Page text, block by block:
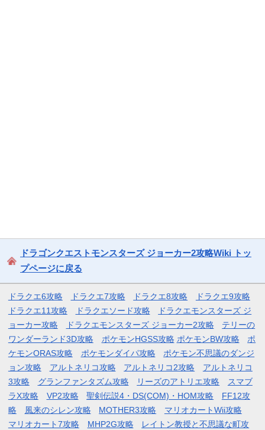
ドラゴンクエストモンスターズ ジョーカー2攻略Wiki トッ
プページに戻る
ドラクエ6攻略 ドラクエ7攻略 ドラクエ8攻略
ドラクエ9攻略
ドラクエ11攻略
ドラクエソード攻略
ドラクエモンスターズ ジ
ョーカー攻略
ドラクエモンスターズ ジョーカー2攻略
テリーの
ワンダーランド3D攻略
ポケモンHGSS攻略 ポケモンBW攻略
ポ
ケモンORAS攻略
ポケモンダイパ攻略
ポケモン不思議のダンジ
ョン攻略
アルトネリコ攻略 アルトネリコ2攻略
アルトネリコ
3攻略
グランファンタズム攻略 リーズのアトリエ攻略
スマブ
ラX攻略
VP2攻略 聖剣伝説4・DS(COM)・HOM攻略
FF12攻
略
風来のシレン攻略 MOTHER3攻略
マリオカートWii攻略
マリオカート7攻略
MHP2G攻略 レイトン教授と不思議な町攻